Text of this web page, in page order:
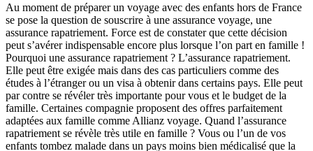
Au moment de préparer un voyage avec des enfants hors de France
se pose la question de souscrire à une assurance voyage, une
assurance rapatriement. Force est de constater que cette décision
peut s’avérer indispensable encore plus lorsque l’on part en famille !
Pourquoi une assurance rapatriement ? L’assurance rapatriement.
Elle peut être exigée mais dans des cas particuliers comme des
études à l’étranger ou un visa à obtenir dans certains pays. Elle peut
par contre se révéler très importante pour vous et le budget de la
famille. Certaines compagnie proposent des offres parfaitement
adaptées aux famille comme Allianz voyage. Quand l’assurance
rapatriement se révèle très utile en famille ? Vous ou l’un de vos
enfants tombez malade dans un pays moins bien médicalisé que la